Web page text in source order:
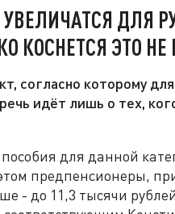
ДЛЯ
КОСНЕТСЯ ЭТО НЕ
согласно которому
идёт лишь о тех,
для данной
предпенсионеры,
- до 11,3 тысячи